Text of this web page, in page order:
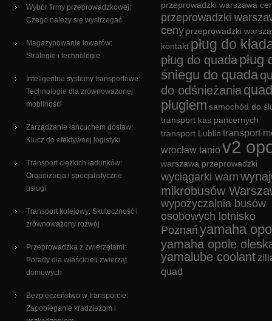
Wybór firmy przeprowadzkowej:
Czego należy się wystrzegać
Magazynowanie towarów:
Strategie i technologie
Inteligentne systemy transportowe:
Technologie dla zrównoważonej
mobilności
Zarządzanie łańcuchem dostaw:
Klucz do efektywnej logistyki
Transport ciężkich ładunków:
Organizacja i specjalistyczne
usługi
Transport kolejowy: Skuteczność i
zrównoważony rozwój
Przeprowadzka z zwierzętami:
Porady dla właścicieli zwierząt
domowych
Bezpieczeństwo w transporcie:
Zapobieganie kradzieżom i
przeprowadzki warszawa
przeprowadzki
ceny przeprowadzki
kontakt pług do
pług do quada pług
śniegu do quada
do odśnieżania
pługiem samochód do
transport kas pancernych
transport Lublin transport
wrocław tanio v2
warszawa przeprowadzki
wyciągarki warn
mikrobusów
wypożyczalnia busów
osobowych lotnisko
Poznań yamaha
yamaha opole
yamalube coolant
quad